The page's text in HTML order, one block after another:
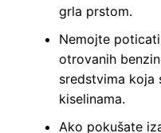
grla prstom.
Nemojte
otrovanih
sredstvima koja
kiselinama.
Ako pokušate